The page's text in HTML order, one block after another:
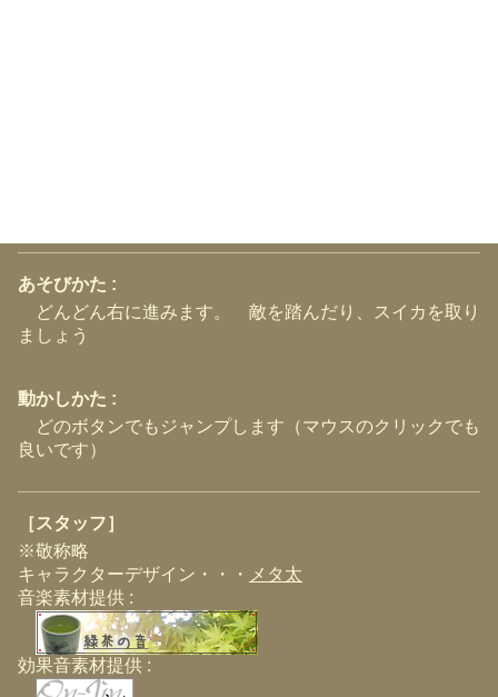
あそびかた :
どんどん右に進みます。 敵を踏んだり、スイカを取り
ましょう
動かしかた :
どのボタンでもジャンプします（マウスのクリックでも
良いです）
［スタッフ］
※敬称略
キャラクターデザイン・・・ メタ太
音楽素材提供 :
効果音素材提供 :